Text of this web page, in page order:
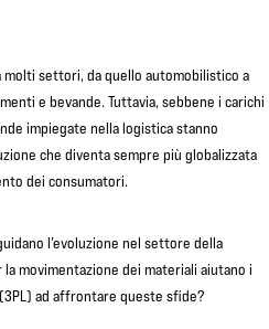
molti settori, da quello automobilistico a
e bevande. Tuttavia, sebbene i carichi
impiegate nella logistica stanno
che diventa sempre più globalizzata
dei consumatori.
l’evoluzione nel settore della
movimentazione dei materiali aiutano i
ad affrontare queste sfide?